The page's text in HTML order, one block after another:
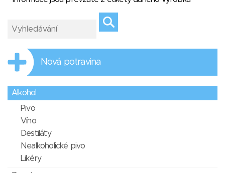
Nová potravina
Alkohol
Pivo
Víno
Destiláty
Nealkoholické pivo
Likéry